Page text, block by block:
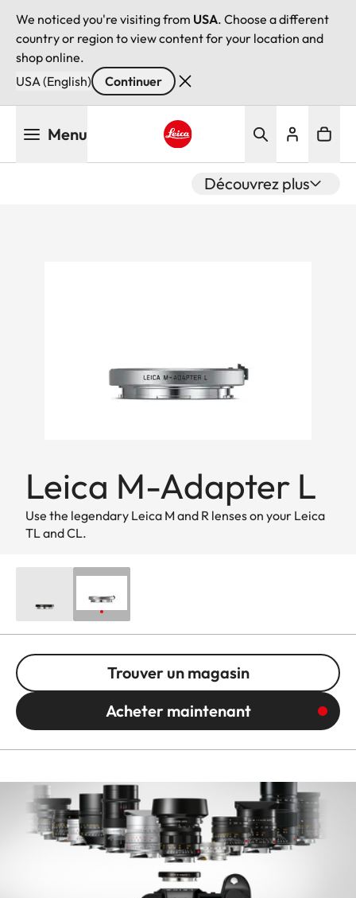
We noticed you're visiting from USA. Choose a different
country or region to view content for your location and
shop online.
USA (English)
Continuer
Menu
Découvrez plus
Leica M-Adapter L
Use the legendary Leica M and R lenses on your Leica
TL and CL.
Trouver un magasin
Acheter maintenant